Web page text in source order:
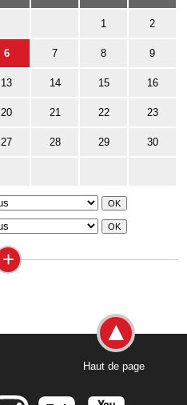
1 2
6 7 8 9
13 14 15 16
20 21 22 23
27 28 29 30
+
Haut de page